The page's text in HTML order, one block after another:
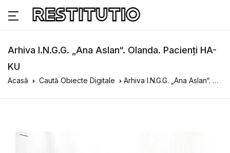
Arhiva I.N.G.G. „Ana Aslan“. Olanda. Pacienți HA-
KU
Acasă Caută Obiecte Digitale Arhiva I.N.G.G. „Ana Aslan“. Olanda. Pacienți HA-KU